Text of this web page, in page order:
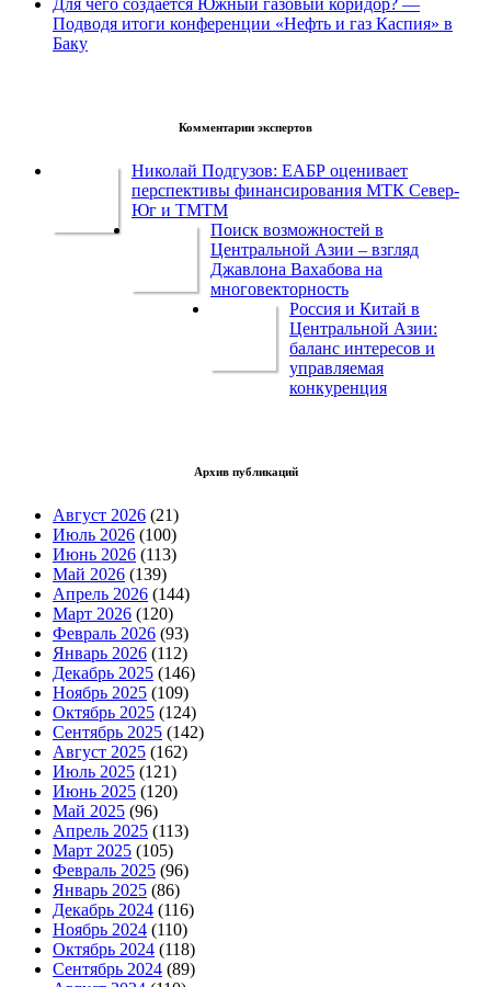
Для чего создается Южный газовый коридор? —
Подводя итоги конференции «Нефть и газ Каспия» в
Баку
Комментарии экспертов
Николай Подгузов: ЕАБР оценивает
перспективы финансирования МТК Север-
Юг и ТМТМ
Поиск возможностей в
Центральной Азии – взгляд
Джавлона Вахабова на
многовекторность
Россия и Китай в
Центральной Азии:
баланс интересов и
управляемая
конкуренция
Архив публикаций
Август 2026 (21)
Июль 2026 (100)
Июнь 2026 (113)
Май 2026 (139)
Апрель 2026 (144)
Март 2026 (120)
Февраль 2026 (93)
Январь 2026 (112)
Декабрь 2025 (146)
Ноябрь 2025 (109)
Октябрь 2025 (124)
Сентябрь 2025 (142)
Август 2025 (162)
Июль 2025 (121)
Июнь 2025 (120)
Май 2025 (96)
Апрель 2025 (113)
Март 2025 (105)
Февраль 2025 (96)
Январь 2025 (86)
Декабрь 2024 (116)
Ноябрь 2024 (110)
Октябрь 2024 (118)
Сентябрь 2024 (89)